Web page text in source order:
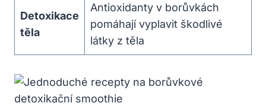
Detoxikace
těla
Antioxidanty v borůvkách⁢
pomáhají ⁢vyplavit škodlivé
látky z těla